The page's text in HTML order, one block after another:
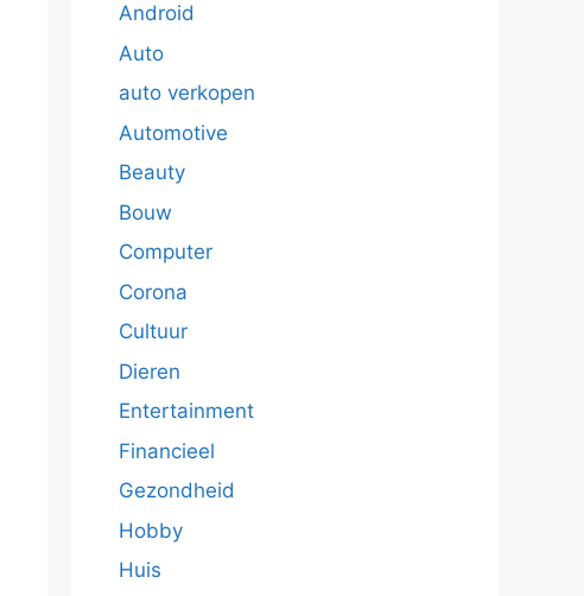
Android
Auto
auto verkopen
Automotive
Beauty
Bouw
Computer
Corona
Cultuur
Dieren
Entertainment
Financieel
Gezondheid
Hobby
Huis